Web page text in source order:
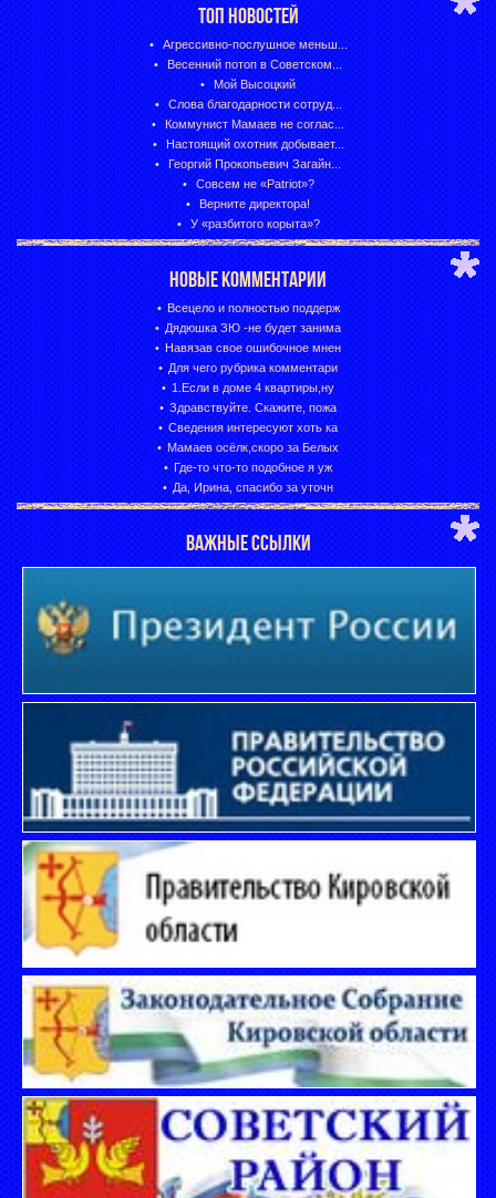
ТОП НОВОСТЕЙ
Агрессивно-послушное меньш...
Весенний потоп в Советском...
Мой Высоцкий
Слова благодарности сотруд...
Коммунист Мамаев не соглас...
Настоящий охотник добывает...
Георгий Прокопьевич Загайн...
Совсем не «Patriot»?
Верните директора!
У «разбитого корыта»?
НОВЫЕ КОММЕНТАРИИ
Всецело и полностью поддерж
Дядюшка ЗЮ -не будет занима
Навязав свое ошибочное мнен
Для чего рубрика комментари
1.Если в доме 4 квартиры,ну
Здравствуйте. Скажите, пожа
Сведения интересуют хоть ка
Мамаев осёлк,скоро за Белых
Где-то что-то подобное я уж
Да, Ирина, спасибо за уточн
ВАЖНЫЕ ССЫЛКИ